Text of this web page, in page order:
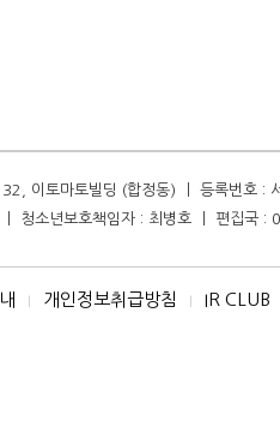
이토마토빌딩 (합정동) ㅣ 등록번호
ㅣ 청소년보호책임자 : 최병호 ㅣ 편집
I 개인정보취급방침 I IR CLUB